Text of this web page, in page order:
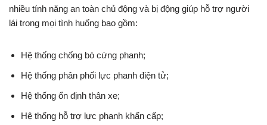
nhiều tính năng an toàn chủ động và bị động giúp hỗ trợ người
lái trong mọi tình huống bao gồm:
Hệ thống chống bó cứng phanh;
Hệ thống phân phối lực phanh điện tử;
Hệ thống ổn định thân xe;
Hệ thống hỗ trợ lực phanh khẩn cấp;